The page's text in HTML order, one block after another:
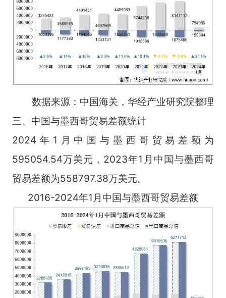
数据来源：中国海关，华经产业研究院整理
三、中国与墨西哥贸易差额统计
2024年1月中国与墨西哥贸易差额为
595054.54万美元，2023年1月中国与墨西哥
贸易差额为558797.38万美元。
2016-2024年1月中国与墨西哥贸易差额